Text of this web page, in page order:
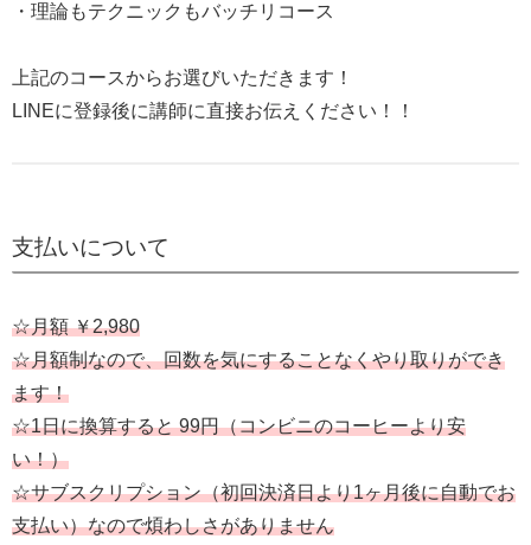
・理論もテクニックもバッチリコース
上記のコースからお選びいただきます！
LINEに登録後に講師に直接お伝えください！！
支払いについて
☆月額 ￥2,980
☆月額制なので、回数を気にすることなくやり取りができ
ます！
☆1日に換算すると 99円（コンビニのコーヒーより安
い！）
☆サブスクリプション（初回決済日より1ヶ月後に自動でお
支払い）なので煩わしさがありません